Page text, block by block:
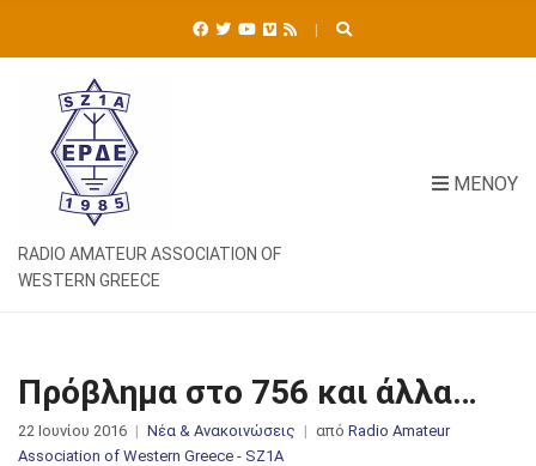
RADIO AMATEUR ASSOCIATION OF
WESTERN GREECE
ΜΕΝΟΎ
Πρόβλημα στο 756 και άλλα…
22 Ιουνίου 2016 Νέα & Ανακοινώσεις από Radio Amateur
Association of Western Greece - SZ1A